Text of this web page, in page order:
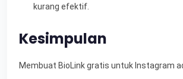
kurang efektif.
Kesimpulan
Membuat BioLink gratis untuk Instagram